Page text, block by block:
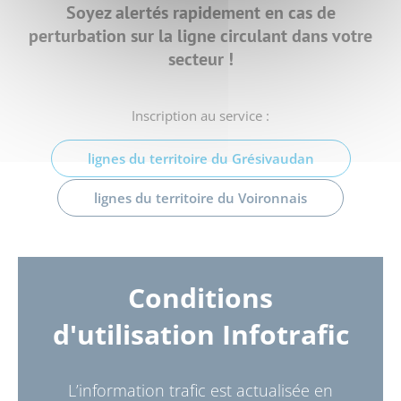
Soyez alertés rapidement en cas de
perturbation sur la ligne circulant dans votre
secteur !
Inscription au service :
lignes du territoire du Grésivaudan
lignes du territoire du Voironnais
Conditions
d'utilisation Infotrafic
L’information trafic est actualisée en